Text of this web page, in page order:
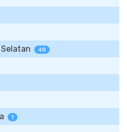
48
1